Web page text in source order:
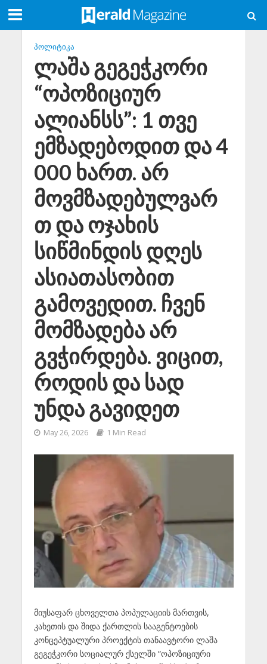
ᲞᲝᲚᲘᲢᲘᲙᲐ
ლაშა გეგეჭკორი
“ოპოზიციურ
ალიანსს”: 1 თვე
ემზადებოდით და 4
000 ხართ. არ
მოვმზადებულვარ
თ და ოჯახის
სიწმინდის დღეს
ასიათასობით
გამოვედით. ჩვენ
მომზადება არ
გვჭირდება. ვიცით,
როდის და სად
უნდა გავიდეთ
May 26, 2026 1 Min Read
მიუსაფარ ცხოველთა პოპულაციის მართვის,
კახეთის და შიდა ქართლის სააგენტოების
კონცეპტუალური პროექტის თანაავტორი ლაშა
გეგეჭკორი სოციალურ ქსელში “ოპოზიციური